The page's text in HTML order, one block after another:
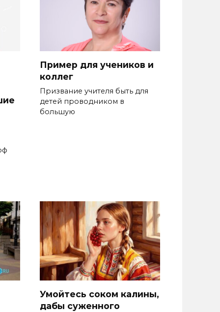
Пример для учеников и
коллег
Призвание учителя быть для
де­тей проводником в
большую
Умойтесь соком калины,
дабы суженного